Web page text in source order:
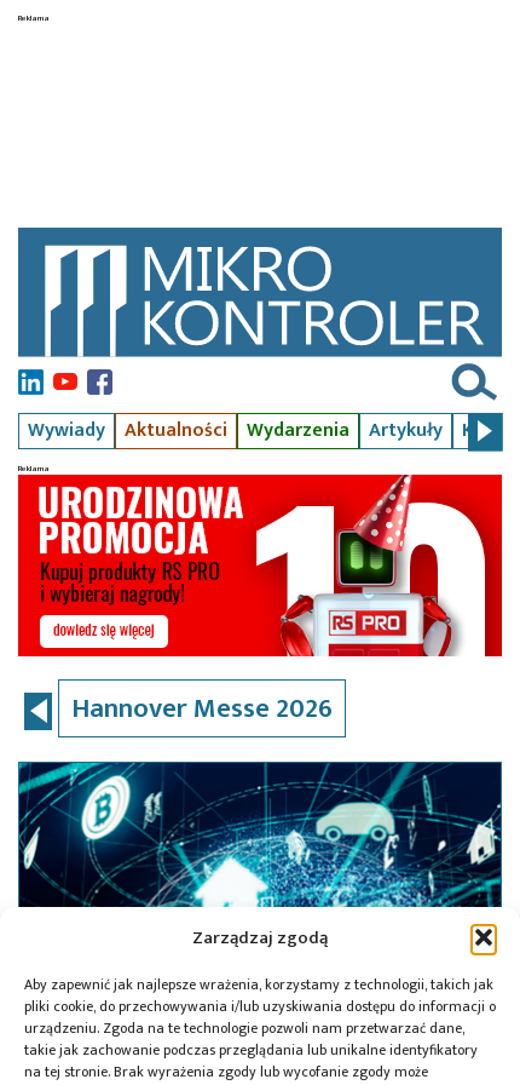
Zarządzaj zgodą
Aby zapewnić jak najlepsze wrażenia, korzystamy z technologii, takich jak
pliki cookie, do przechowywania i/lub uzyskiwania dostępu do informacji o
urządzeniu. Zgoda na te technologie pozwoli nam przetwarzać dane,
takie jak zachowanie podczas przeglądania lub unikalne identyfikatory
na tej stronie. Brak wyrażenia zgody lub wycofanie zgody może
Wywiady Aktualności Wydarzenia Artykuły Kursy
Hannover Messe 2026